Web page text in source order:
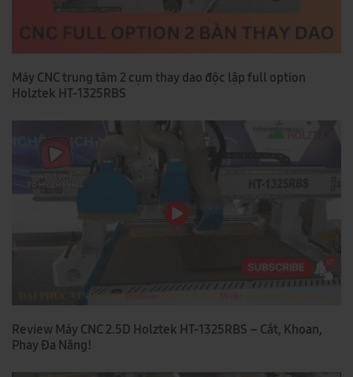
Máy CNC trung tâm 2 cụm thay dao độc lập full option
Holztek HT-1325RBS
Review Máy CNC 2.5D Holztek HT-1325RBS – Cắt, Khoan,
Phay Đa Năng!